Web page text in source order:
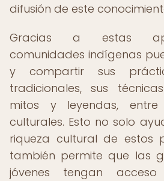
difusión de este
Gracias a estas
comunidades indígenas
y compartir sus
tradicionales, sus
mitos y leyendas,
culturales. Esto no solo
riqueza cultural de estos
también permite que las
jóvenes tengan